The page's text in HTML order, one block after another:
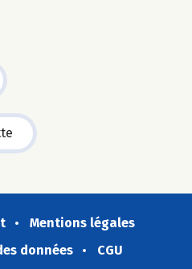
Mentions légales
données
CGU